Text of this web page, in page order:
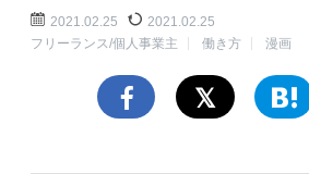
2021.02.25
2021.02.25
フリーランス/個人事業主
働き方 漫画